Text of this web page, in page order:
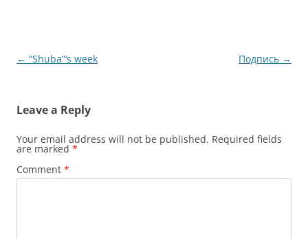
Post
← “Shuba”‘s week Подпись →
Leave a Reply
Your email address will not be published. Required fields
are marked *
Comment *